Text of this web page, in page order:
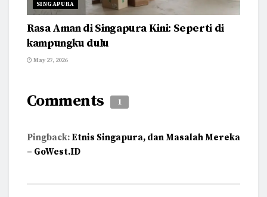
SINGAPURA
Rasa Aman di Singapura Kini: Seperti di
kampungku dulu
May 27, 2026
Comments 1
Pingback:Etnis Singapura, dan Masalah Mereka
– GoWest.ID